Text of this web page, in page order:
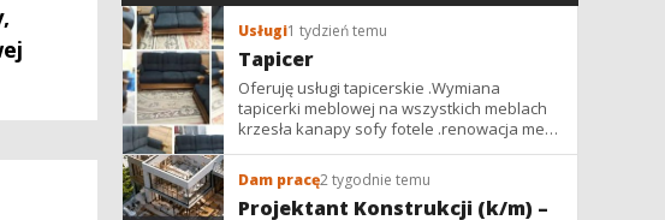
Usługi1 tydzień temu
Tapicer
Oferuję usługi tapicerskie .Wymiana
tapicerki meblowej na wszystkich meblach
krzesła kanapy sofy fotele .renowacja mebli
vintage,PRL. glamur
Dam pracę2 tygodnie temu
Projektant Konstrukcji (k/m) –